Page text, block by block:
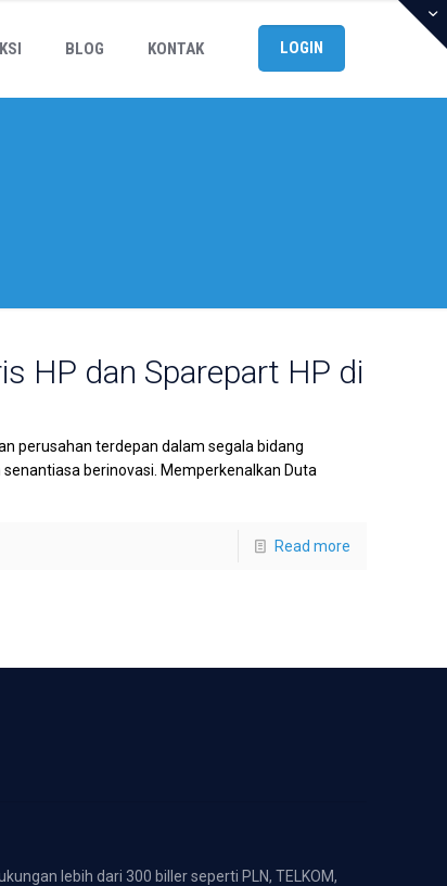
BLOG KONTAK LOGIN
HP dan Sparepart HP di
perusahan terdepan dalam segala bidang
berinovasi. Memperkenalkan Duta
Read more
lebih dari 300 biller seperti PLN, TELKOM,